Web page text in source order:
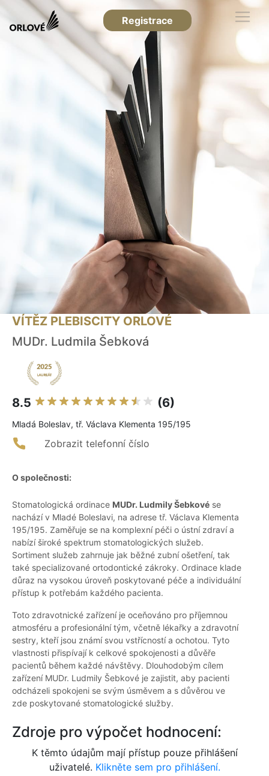
Registrace
VÍTĚZ PLEBISCITY ORLOVÉ
MUDr. Ludmila Šebková
8.5 (6)
Mladá Boleslav, tř. Václava Klementa 195/195
Zobrazit telefonní číslo
O společnosti:
Stomatologická ordinace MUDr. Ludmily Šebkové se
nachází v Mladé Boleslavi, na adrese tř. Václava Klementa
195/195. Zaměřuje se na komplexní péči o ústní zdraví a
nabízí široké spektrum stomatologických služeb.
Sortiment služeb zahrnuje jak běžné zubní ošetření, tak
také specializované ortodontické zákroky. Ordinace klade
důraz na vysokou úroveň poskytované péče a individuální
přístup k potřebám každého pacienta.
Toto zdravotnické zařízení je oceňováno pro příjemnou
atmosféru a profesionální tým, včetně lékařky a zdravotní
sestry, kteří jsou známí svou vstřícností a ochotou. Tyto
vlastnosti přispívají k celkové spokojenosti a důvěře
pacientů během každé návštěvy. Dlouhodobým cílem
zařízení MUDr. Ludmily Šebkové je zajistit, aby pacienti
odcházeli spokojeni se svým úsměvem a s důvěrou ve
zde poskytované stomatologické služby.
Zdroje pro výpočet hodnocení:
K těmto údajům mají přístup pouze přihlášení
uživatelé. Klikněte sem pro přihlášení.